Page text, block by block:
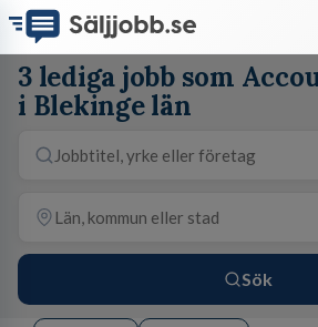
3 lediga jobb som
i Blekinge län
Sök